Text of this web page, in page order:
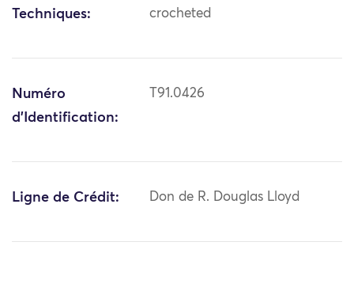
Techniques: crocheted
Numéro
d'Identification:
T91.0426
Ligne de Crédit: Don de R. Douglas Lloyd